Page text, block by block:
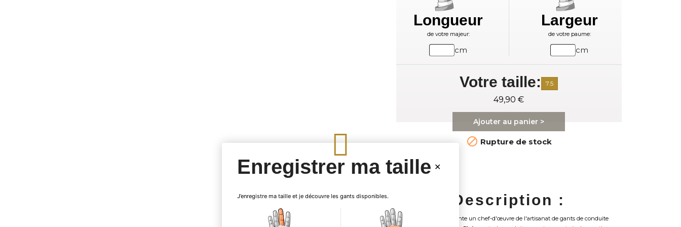
Longueur
de votre majeur:
cm
Largeur
de votre paume:
cm
Votre taille: 7.5
49,90 €
Ajouter au panier >
 Rupture de stock
Description :
Ganterie Laura
présente un chef-d'œuvre de l'artisanat de gants de conduite
Enregistrer ma taille
J’enregistre ma taille et je découvre les gants disponibles.